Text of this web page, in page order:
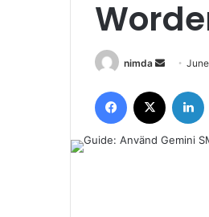
nimda
Send
email
Facebook